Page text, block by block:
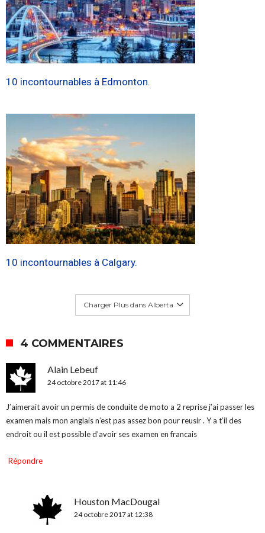
10 incontournables à Edmonton.
10 incontournables à Calgary.
Charger Plus dans Alberta
4 COMMENTAIRES
Alain Lebeuf
24 octobre 2017 at 11:46
J’aimerait avoir un permis de conduite de moto a 2 reprise j’ai passer les
examen mais mon anglais n’est pas assez bon pour reusir . Y a t’il des
endroit ou il est possible d’avoir ses examen en francais
Répondre
Houston MacDougal
24 octobre 2017 at 12:38